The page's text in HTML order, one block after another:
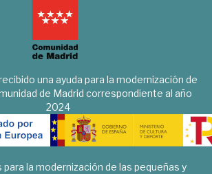
una ayuda para la modernización de
de Madrid correspondiente al año
2024
para la modernización de las pequeñas y